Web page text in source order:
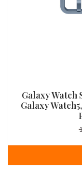
Galaxy Watch
Galaxy